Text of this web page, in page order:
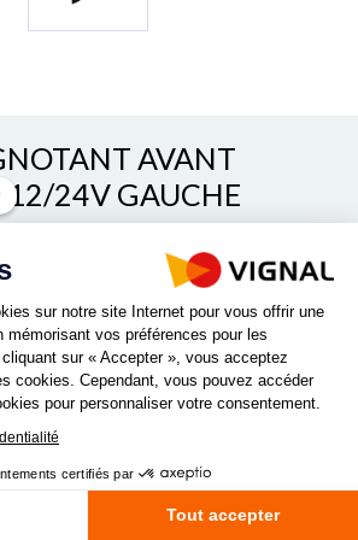
AVANT
12/24V GAUCHE
sur notre site Internet pour vous offrir une
mémorisant vos préférences pour les
sur « Accepter », vous acceptez
cookies. Cependant, vous pouvez accéder
pour personnaliser votre consentement.
certifiés par
Tout accepter